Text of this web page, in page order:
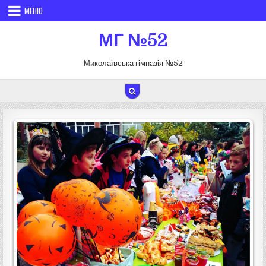
Перейти до вмісту
МЕНЮ
МГ №52
Миколаївська гімназія №52